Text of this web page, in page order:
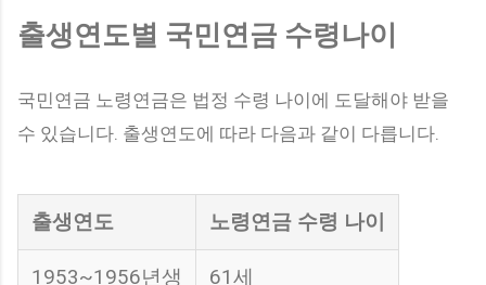
출생연도별 국민연금 수령나이
국민연금 노령연금은 법정 수령 나이에 도달해야 받을
수 있습니다. 출생연도에 따라 다음과 같이 다릅니다.
출생연도 노령연금 수령 나이
1953~1956년생 61세